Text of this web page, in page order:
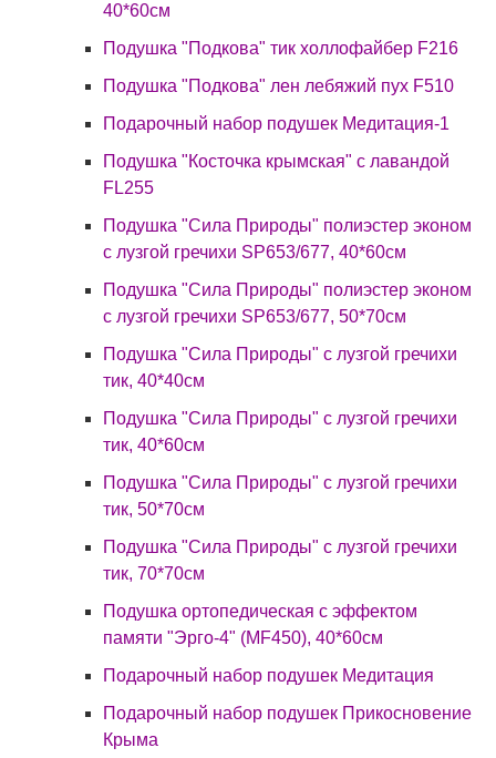
40*60см
Подушка "Подкова" тик холлофайбер F216
Подушка "Подкова" лен лебяжий пух F510
Подарочный набор подушек Медитация-1
Подушка "Косточка крымская" с лавандой
FL255
Подушка "Сила Природы" полиэстер эконом
с лузгой гречихи SP653/677, 40*60см
Подушка "Сила Природы" полиэстер эконом
с лузгой гречихи SP653/677, 50*70см
Подушка "Сила Природы" с лузгой гречихи
тик, 40*40см
Подушка "Сила Природы" с лузгой гречихи
тик, 40*60см
Подушка "Сила Природы" с лузгой гречихи
тик, 50*70см
Подушка "Сила Природы" с лузгой гречихи
тик, 70*70см
Подушка ортопедическая с эффектом
памяти "Эрго-4" (MF450), 40*60см
Подарочный набор подушек Медитация
Подарочный набор подушек Прикосновение
Крыма